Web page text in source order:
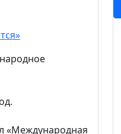
«Международная